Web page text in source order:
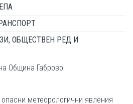
ОБЩЕСТВЕН РЕД И
Община Габрово
метеорологични явления